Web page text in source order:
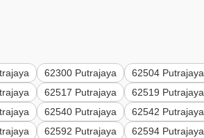
62300 Putrajaya 62504 Putrajaya
62517 Putrajaya 62519 Putrajaya
62540 Putrajaya 62542 Putrajaya
62592 Putrajaya 62594 Putrajaya